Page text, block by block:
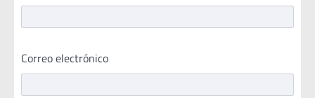
Correo electrónico